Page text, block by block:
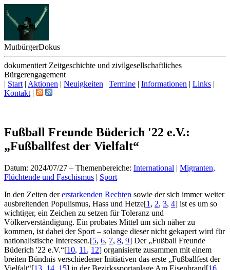
MutbürgerDokus
dokumentiert Zeitgeschichte und zivilgesellschaftliches
Bürgerengagement
| Start | Aktionen | Neuigkeiten | Termine | Informationen | Links |
Kontakt |
Fußball Freunde Büderich '22 e.V.:
„Fußballfest der Vielfalt“
Datum: 2024/07/27 – Themenbereiche: International | Migranten,
Flüchtende und Faschismus | Sport
In den Zeiten dererstarkenden Rechten sowie der sich immer weiter
ausbreitenden Populismus, Hass und Hetze[1 , 2, 3, 4] ist es um so
wichtiger, ein Zeichen zu setzen für Toleranz und
Völkerverständigung. Ein probates Mittel um sich näher zu
kommen, ist dabei der Sport – solange dieser nicht gekapert wird für
nationalistische Interessen.[5, 6, 7, 8, 9] Der „Fußball Freunde
Büderich '22 e.V.“[10, 11 , 12] organisierte zusammen mit einem
breiten Bündnis verschiedener Initiativen das erste „Fußballfest der
Vielfalt“[13, 14, 15] in der Bezirkssportanlage Am Eisenbrand[16,